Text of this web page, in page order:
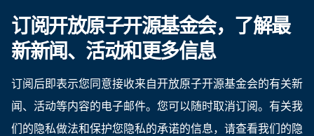
订阅开放原子开源基金会，了解最
新新闻、活动和更多信息
订阅后即表示您同意接收来自开放原子开源基金会的有关新
闻、活动等内容的电子邮件。您可以随时取消订阅。有关我
们的隐私做法和保护您隐私的承诺的信息，请查看我们的隐